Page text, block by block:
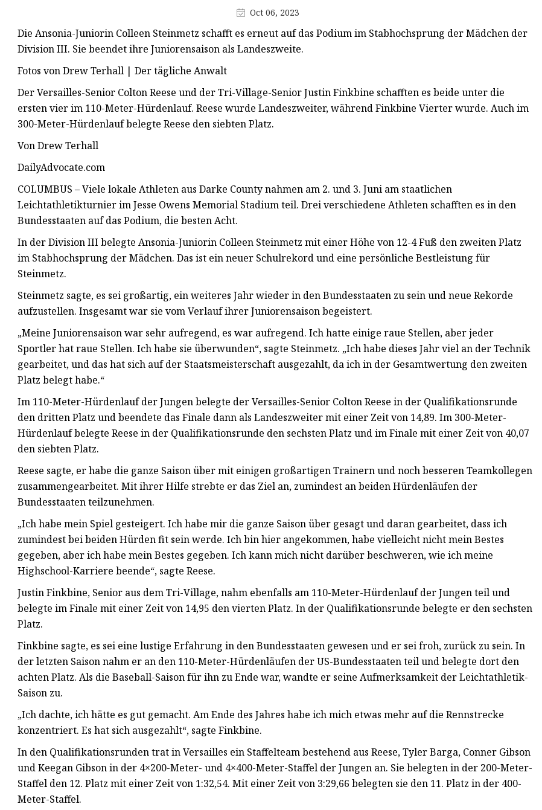
Motorisierter faltbarer Monitor
Motorisiertes faltbares Mikrofon
Rechteckige Tischsteckdose
Tragbare integrierte Tablet-
Lösung
Oct 06, 2023
Die Ansonia-Juniorin Colleen Steinmetz schafft es erneut auf das Podium im Stabhochsprung der Mädchen der
Division III. Sie beendet ihre Juniorensaison als Landeszweite.
Fotos von Drew Terhall | Der tägliche Anwalt
Der Versailles-Senior Colton Reese und der Tri-Village-Senior Justin Finkbine schafften es beide unter die
ersten vier im 110-Meter-Hürdenlauf. Reese wurde Landeszweiter, während Finkbine Vierter wurde. Auch im
300-Meter-Hürdenlauf belegte Reese den siebten Platz.
Von Drew Terhall
DailyAdvocate.com
COLUMBUS – Viele lokale Athleten aus Darke County nahmen am 2. und 3. Juni am staatlichen
Leichtathletikturnier im Jesse Owens Memorial Stadium teil. Drei verschiedene Athleten schafften es in den
Bundesstaaten auf das Podium, die besten Acht.
In der Division III belegte Ansonia-Juniorin Colleen Steinmetz mit einer Höhe von 12-4 Fuß den zweiten Platz
im Stabhochsprung der Mädchen. Das ist ein neuer Schulrekord und eine persönliche Bestleistung für
Steinmetz.
Steinmetz sagte, es sei großartig, ein weiteres Jahr wieder in den Bundesstaaten zu sein und neue Rekorde
aufzustellen. Insgesamt war sie vom Verlauf ihrer Juniorensaison begeistert.
„Meine Juniorensaison war sehr aufregend, es war aufregend. Ich hatte einige raue Stellen, aber jeder
Sportler hat raue Stellen. Ich habe sie überwunden“, sagte Steinmetz. „Ich habe dieses Jahr viel an der Technik
gearbeitet, und das hat sich auf der Staatsmeisterschaft ausgezahlt, da ich in der Gesamtwertung den zweiten
Platz belegt habe.“
Im 110-Meter-Hürdenlauf der Jungen belegte der Versailles-Senior Colton Reese in der Qualifikationsrunde
den dritten Platz und beendete das Finale dann als Landeszweiter mit einer Zeit von 14,89. Im 300-Meter-
Hürdenlauf belegte Reese in der Qualifikationsrunde den sechsten Platz und im Finale mit einer Zeit von 40,07
den siebten Platz.
Reese sagte, er habe die ganze Saison über mit einigen großartigen Trainern und noch besseren Teamkollegen
zusammengearbeitet. Mit ihrer Hilfe strebte er das Ziel an, zumindest an beiden Hürdenläufen der
Bundesstaaten teilzunehmen.
„Ich habe mein Spiel gesteigert. Ich habe mir die ganze Saison über gesagt und daran gearbeitet, dass ich
zumindest bei beiden Hürden fit sein werde. Ich bin hier angekommen, habe vielleicht nicht mein Bestes
gegeben, aber ich habe mein Bestes gegeben. Ich kann mich nicht darüber beschweren, wie ich meine
Highschool-Karriere beende“, sagte Reese.
Justin Finkbine, Senior aus dem Tri-Village, nahm ebenfalls am 110-Meter-Hürdenlauf der Jungen teil und
belegte im Finale mit einer Zeit von 14,95 den vierten Platz. In der Qualifikationsrunde belegte er den sechsten
Platz.
Finkbine sagte, es sei eine lustige Erfahrung in den Bundesstaaten gewesen und er sei froh, zurück zu sein. In
der letzten Saison nahm er an den 110-Meter-Hürdenläufen der US-Bundesstaaten teil und belegte dort den
achten Platz. Als die Baseball-Saison für ihn zu Ende war, wandte er seine Aufmerksamkeit der Leichtathletik-
Saison zu.
„Ich dachte, ich hätte es gut gemacht. Am Ende des Jahres habe ich mich etwas mehr auf die Rennstrecke
konzentriert. Es hat sich ausgezahlt“, sagte Finkbine.
In den Qualifikationsrunden trat in Versailles ein Staffelteam bestehend aus Reese, Tyler Barga, Conner Gibson
und Keegan Gibson in der 4×200-Meter- und 4×400-Meter-Staffel der Jungen an. Sie belegten in der 200-Meter-
Staffel den 12. Platz mit einer Zeit von 1:32,54. Mit einer Zeit von 3:29,66 belegten sie den 11. Platz in der 400-
Meter-Staffel.